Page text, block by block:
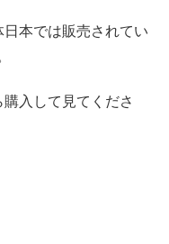
本では販売されてい
購入して見てくださ